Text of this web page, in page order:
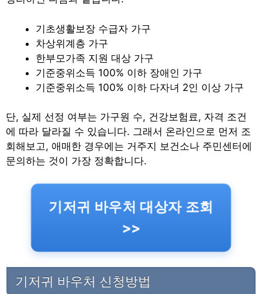
기초생활보장 수급자 가구
차상위계층 가구
한부모가족 지원 대상 가구
기준중위소득 100% 이하 장애인 가구
기준중위소득 100% 이하 다자녀 2인 이상 가구
단, 실제 선정 여부는 가구원 수, 건강보험료, 자격 조건
에 따라 달라질 수 있습니다. 그래서 온라인으로 먼저 조
회해보고, 애매한 경우에는 거주지 보건소나 주민센터에
문의하는 것이 가장 정확합니다.
기저귀 바우처 대상자 조회
>>
기저귀 바우처 신청방법